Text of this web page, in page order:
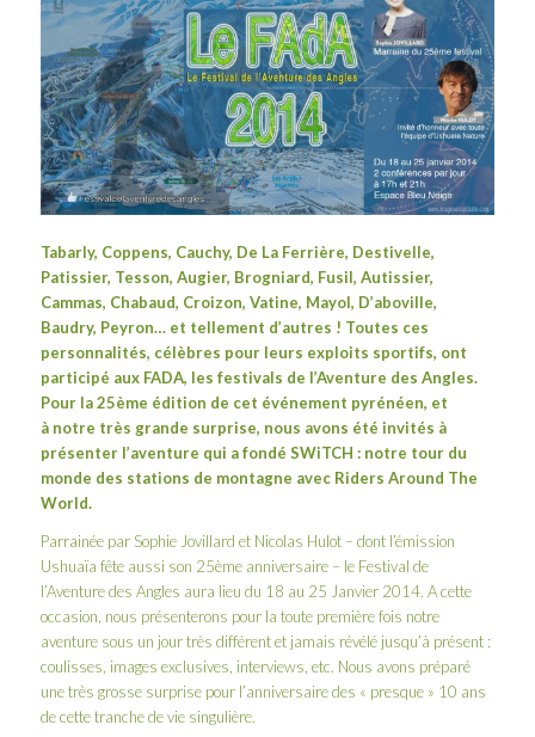
Tabarly, Coppens, Cauchy, De La Ferrière, Destivelle,
Patissier, Tesson, Augier, Brogniard, Fusil, Autissier,
Cammas, Chabaud, Croizon, Vatine, Mayol, D’aboville,
Baudry, Peyron… et tellement d’autres ! Toutes ces
personnalités, célèbres pour leurs exploits sportifs, ont
participé aux FADA, les festivals de l’Aventure des Angles.
Pour la 25ème édition de cet événement pyrénéen, et
à notre très grande surprise, nous avons été invités à
présenter l’aventure qui a fondé SWiTCH : notre tour du
monde des stations de montagne avec Riders Around The
World.
Parrainée par Sophie Jovillard et Nicolas Hulot – dont l’émission
Ushuaïa fête aussi son 25ème anniversaire – le Festival de
l’Aventure des Angles aura lieu du 18 au 25 Janvier 2014. A cette
occasion, nous présenterons pour la toute première fois notre
aventure sous un jour très différent et jamais révélé jusqu’à présent :
coulisses, images exclusives, interviews, etc. Nous avons préparé
une très grosse surprise pour l’anniversaire des « presque » 10 ans
de cette tranche de vie singulière.